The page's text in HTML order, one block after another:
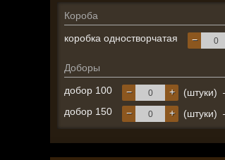
Короба
коробка одностворчатая
−
Доборы
добор 100
+
− (штуки)
добор 150 +
− (штуки)